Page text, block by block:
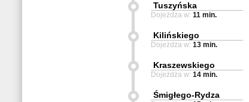
Tuszyńska
Dojeżdża w: 11 min.
Kilińskiego
Dojeżdża w: 13 min.
Kraszewskiego
Dojeżdża w: 14 min.
Śmigłego-Rydza